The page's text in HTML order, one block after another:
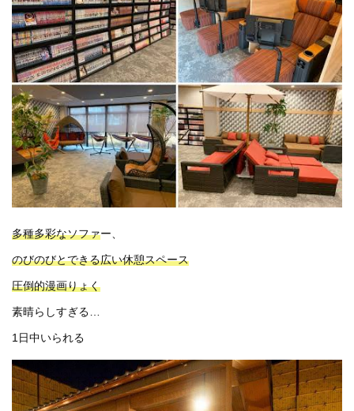
多種多彩なソファー、
のびのびとできる広い休憩スペース
圧倒的漫画りょく
素晴らしすぎる…
1日中いられる